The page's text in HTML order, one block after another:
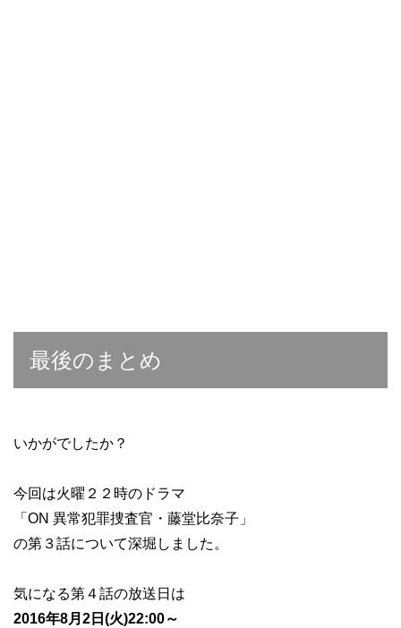
最後のまとめ
いかがでしたか？
今回は火曜２２時のドラマ
「ON 異常犯罪捜査官・藤堂比奈子」
の第３話について深堀しました。
気になる第４話の放送日は
2016年8月2日(火)22:00～